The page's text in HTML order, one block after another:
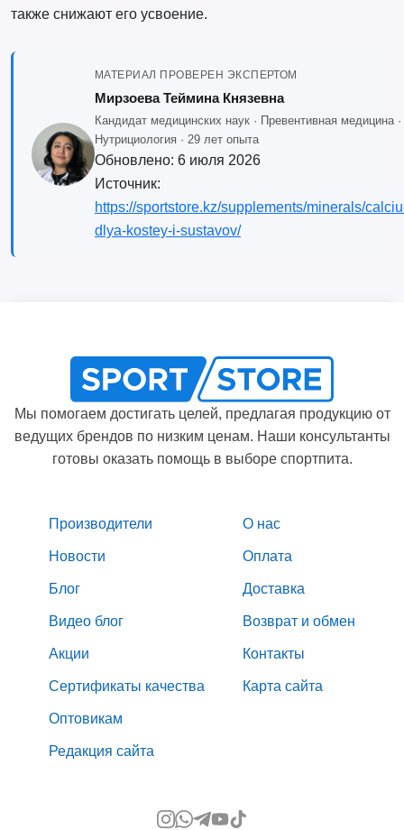
также снижают его усвоение.
МАТЕРИАЛ ПРОВЕРЕН ЭКСПЕРТОМ
Мирзоева Теймина Князевна
Кандидат медицинских наук · Превентивная медицина ·
Нутрициология · 29 лет опыта
Обновлено: 6 июля 2026
Источник:
https://sportstore.kz/supplements/minerals/
dlya-kostey-i-sustavov/
Мы помогаем достигать целей, предлагая продукцию от
ведущих брендов по низким ценам. Наши консультанты
готовы оказать помощь в выборе спортпита.
Производители
Новости
Блог
Видео блог
Акции
Сертификаты качества
Оптовикам
Редакция сайта
О нас
Оплата
Доставка
Возврат и обмен
Контакты
Карта сайта